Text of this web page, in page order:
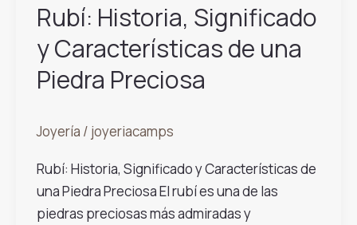
Rubí: Historia, Significado
y Características de una
Piedra Preciosa
Joyería / joyeriacamps
Rubí: Historia, Significado y Características de
una Piedra Preciosa El rubí es una de las
piedras preciosas más admiradas y